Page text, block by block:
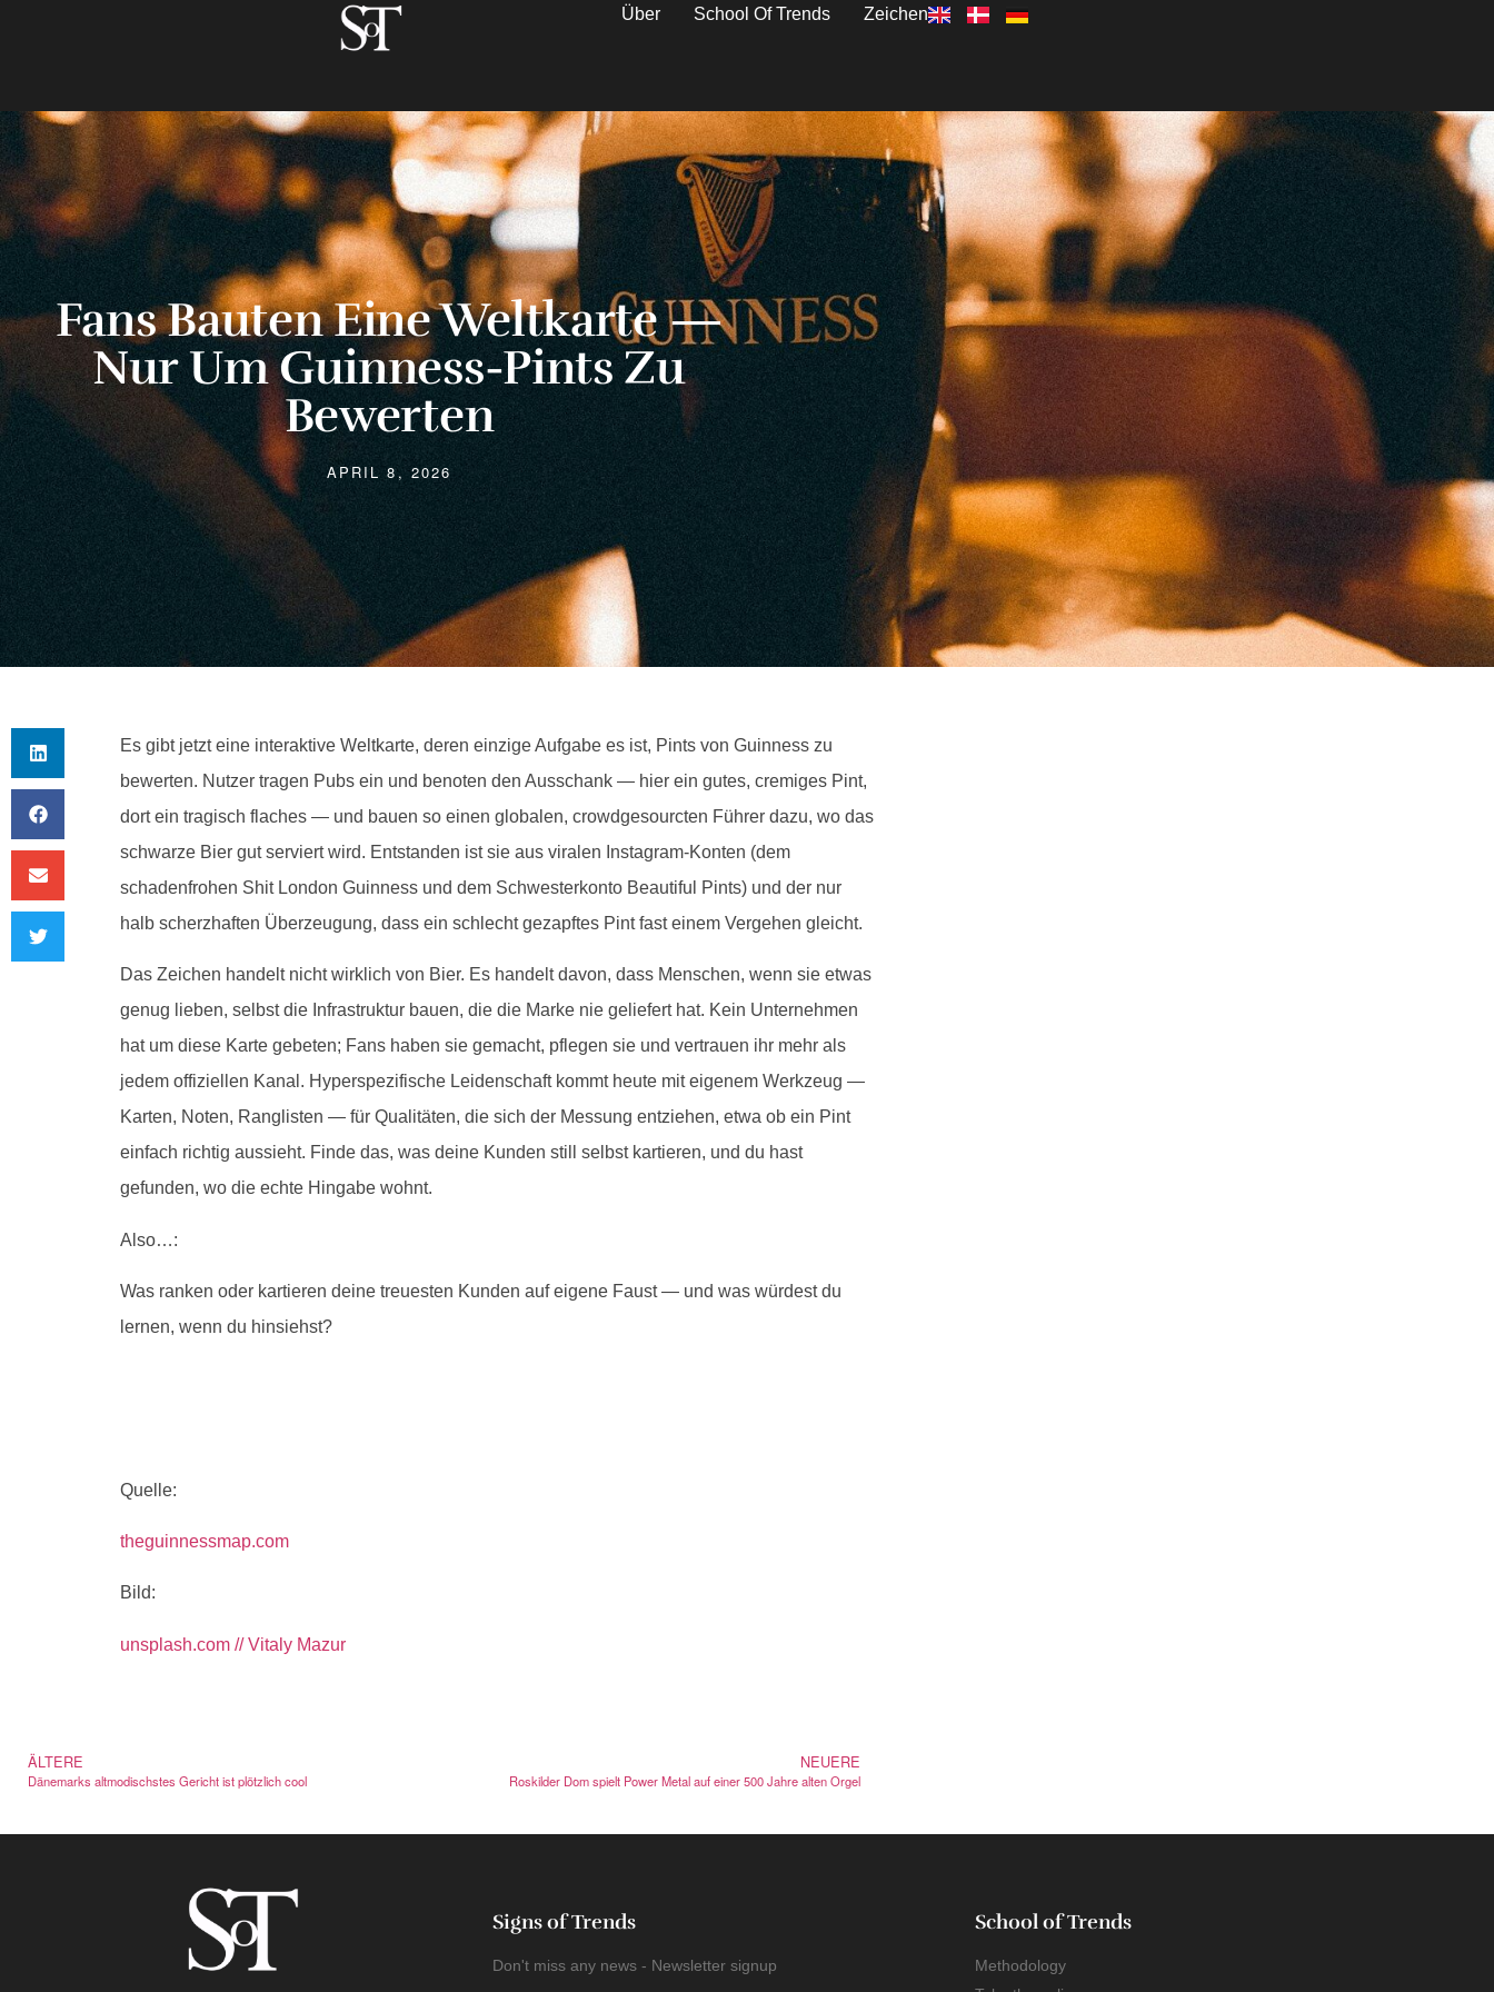
Über School Of Trends Zeichen
Fans Bauten Eine Weltkarte —
Nur Um Guinness-Pints Zu
Bewerten
APRIL 8, 2026
Es gibt jetzt eine interaktive Weltkarte, deren einzige Aufgabe es ist, Pints von Guinness zu
bewerten. Nutzer tragen Pubs ein und benoten den Ausschank — hier ein gutes, cremiges Pint,
dort ein tragisch flaches — und bauen so einen globalen, crowdgesourcten Führer dazu, wo das
schwarze Bier gut serviert wird. Entstanden ist sie aus viralen Instagram-Konten (dem
schadenfrohen Shit London Guinness und dem Schwesterkonto Beautiful Pints) und der nur
halb scherzhaften Überzeugung, dass ein schlecht gezapftes Pint fast einem Vergehen gleicht.
Das Zeichen handelt nicht wirklich von Bier. Es handelt davon, dass Menschen, wenn sie etwas
genug lieben, selbst die Infrastruktur bauen, die die Marke nie geliefert hat. Kein Unternehmen
hat um diese Karte gebeten; Fans haben sie gemacht, pflegen sie und vertrauen ihr mehr als
jedem offiziellen Kanal. Hyperspezifische Leidenschaft kommt heute mit eigenem Werkzeug —
Karten, Noten, Ranglisten — für Qualitäten, die sich der Messung entziehen, etwa ob ein Pint
einfach richtig aussieht. Finde das, was deine Kunden still selbst kartieren, und du hast
gefunden, wo die echte Hingabe wohnt.
Also…:
Was ranken oder kartieren deine treuesten Kunden auf eigene Faust — und was würdest du
lernen, wenn du hinsiehst?
Quelle:
theguinnessmap.com
Bild:
unsplash.com // Vitaly Mazur
ÄLTERE
Dänemarks altmodischstes Gericht ist plötzlich cool
NEUERE
Roskilder Dom spielt Power Metal auf einer 500 Jahre alten Orgel
Signs of Trends
Don't miss any news - Newsletter signup
School of Trends
Methodology